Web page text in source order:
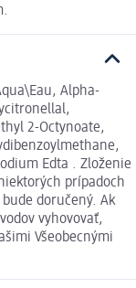
Alpha-
2-Octynoate,
Edta . Zloženie
prípadoch
doručený. Ak
vyhovovať,
Všeobecnými